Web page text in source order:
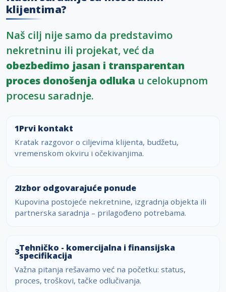
klijentima?
Naš cilj nije samo da predstavimo
nekretninu ili projekat, već da
obezbedimo jasan i transparentan
proces donošenja odluka u celokupnom
procesu saradnje.
1Prvi kontakt
Kratak razgovor o ciljevima klijenta, budžetu,
vremenskom okviru i očekivanjima.
2Izbor odgovarajuće ponude
Kupovina postojeće nekretnine, izgradnja objekta ili
partnerska saradnja – prilagođeno potrebama.
3Tehničko - komercijalna i finansijska
specifikacija
Važna pitanja rešavamo već na početku: status,
proces, troškovi, tačke odlučivanja.